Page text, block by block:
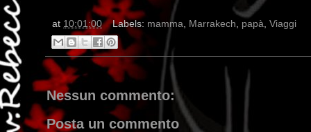
at 10:01:00 Labels: mamma, Marrakech, papà, Viaggi
Nessun commento:
Posta un commento